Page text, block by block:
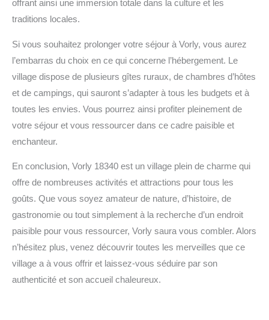
offrant ainsi une immersion totale dans la culture et les
traditions locales.
Si vous souhaitez prolonger votre séjour à Vorly, vous aurez
l’embarras du choix en ce qui concerne l’hébergement. Le
village dispose de plusieurs gîtes ruraux, de chambres d’hôtes
et de campings, qui sauront s’adapter à tous les budgets et à
toutes les envies. Vous pourrez ainsi profiter pleinement de
votre séjour et vous ressourcer dans ce cadre paisible et
enchanteur.
En conclusion, Vorly 18340 est un village plein de charme qui
offre de nombreuses activités et attractions pour tous les
goûts. Que vous soyez amateur de nature, d’histoire, de
gastronomie ou tout simplement à la recherche d’un endroit
paisible pour vous ressourcer, Vorly saura vous combler. Alors
n’hésitez plus, venez découvrir toutes les merveilles que ce
village a à vous offrir et laissez-vous séduire par son
authenticité et son accueil chaleureux.